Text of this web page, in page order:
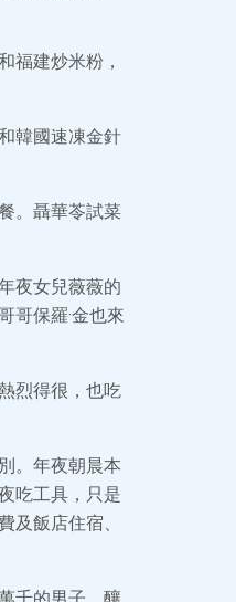
福建炒米粉，
韓國速凍金針
。聶華苓試菜
夜女兒薇薇的
哥保羅·金也來
烈得很，也吃
。年夜朝晨本
吃工具，只是
及飯店住宿、